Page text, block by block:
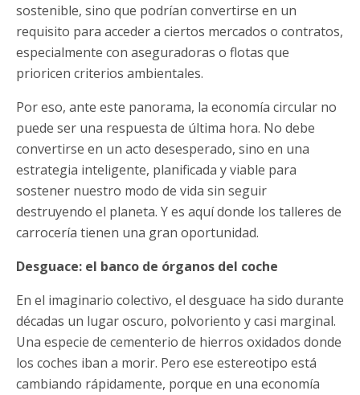
sostenible, sino que podrían convertirse en un
requisito para acceder a ciertos mercados o contratos,
especialmente con aseguradoras o flotas que
prioricen criterios ambientales.
Por eso, ante este panorama, la economía circular no
puede ser una respuesta de última hora. No debe
convertirse en un acto desesperado, sino en una
estrategia inteligente, planificada y viable para
sostener nuestro modo de vida sin seguir
destruyendo el planeta. Y es aquí donde los talleres de
carrocería tienen una gran oportunidad.
Desguace: el banco de órganos del coche
En el imaginario colectivo, el desguace ha sido durante
décadas un lugar oscuro, polvoriento y casi marginal.
Una especie de cementerio de hierros oxidados donde
los coches iban a morir. Pero ese estereotipo está
cambiando rápidamente, porque en una economía